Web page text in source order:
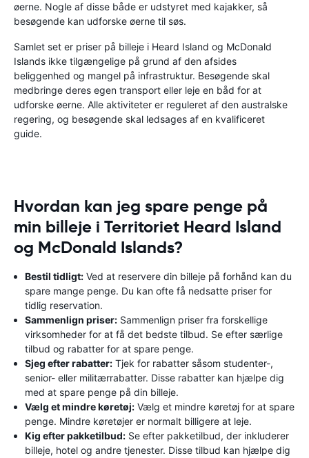
øerne. Nogle af disse både er udstyret med kajakker, så
besøgende kan udforske øerne til søs.
Samlet set er priser på billeje i Heard Island og McDonald
Islands ikke tilgængelige på grund af den afsides
beliggenhed og mangel på infrastruktur. Besøgende skal
medbringe deres egen transport eller leje en båd for at
udforske øerne. Alle aktiviteter er reguleret af den australske
regering, og besøgende skal ledsages af en kvalificeret
guide.
Hvordan kan jeg spare penge på
min billeje i Territoriet Heard Island
og McDonald Islands?
Bestil tidligt: Ved at reservere din billeje på forhånd kan du
spare mange penge. Du kan ofte få nedsatte priser for
tidlig reservation.
Sammenlign priser: Sammenlign priser fra forskellige
virksomheder for at få det bedste tilbud. Se efter særlige
tilbud og rabatter for at spare penge.
Sjeg efter rabatter: Tjek for rabatter såsom studenter-,
senior- eller militærrabatter. Disse rabatter kan hjælpe dig
med at spare penge på din billeje.
Vælg et mindre køretøj: Vælg et mindre køretøj for at spare
penge. Mindre køretøjer er normalt billigere at leje.
Kig efter pakketilbud: Se efter pakketilbud, der inkluderer
billeje, hotel og andre tjenester. Disse tilbud kan hjælpe dig